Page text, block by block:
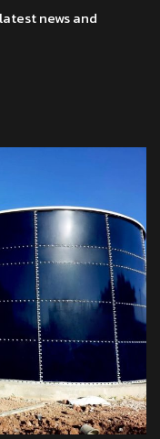
news and
โทร
แชทผ่าน Facebook
แชทผ่าน LINE